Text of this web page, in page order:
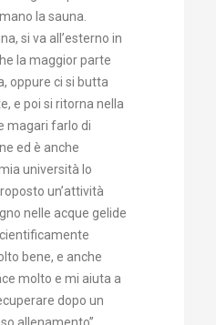
la sauna.
si va all’esterno in
la maggior parte
oppure ci si butta
e poi si ritorna nella
magari farlo di
ed è anche
università lo
un’attività
nelle acque gelide
bene, e anche
molto e mi aiuta a
dopo un
allenamento”.